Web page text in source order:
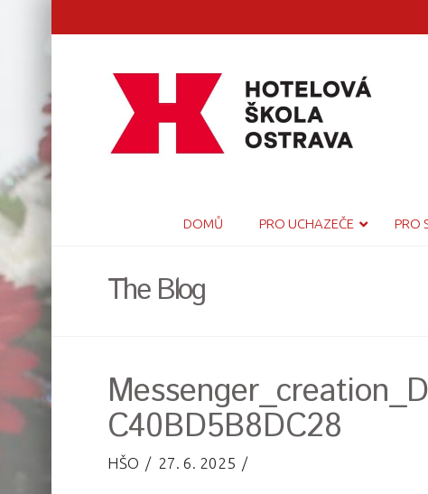
DOMŮ PRO UCHAZEČE PRO
The Blog
C40BD5B8DC28
HŠO 27. 6. 2025